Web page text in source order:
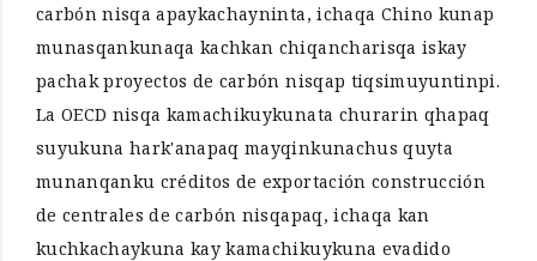
carbón nisqa apaykachayninta, ichaqa Chino kunap
munasqankunaqa kachkan chiqancharisqa iskay
pachak proyectos de carbón nisqap tiqsimuyuntinpi.
La OECD nisqa kamachikuykunata churarin qhapaq
suyukuna hark'anapaq mayqinkunachus quyta
munanqanku créditos de exportación construcción
de centrales de carbón nisqapaq, ichaqa kan
kuchkachaykuna kay kamachikuykuna evadido